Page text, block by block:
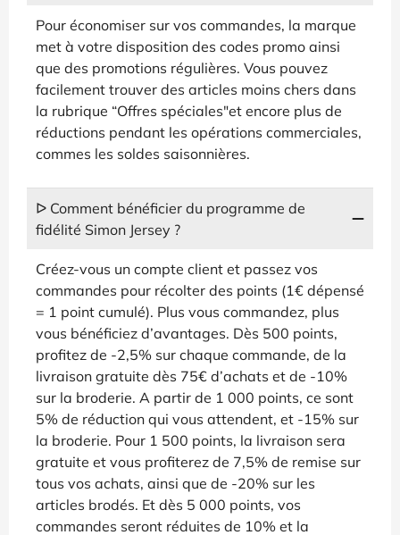
Pour économiser sur vos commandes, la marque
met à votre disposition des codes promo ainsi
que des promotions régulières. Vous pouvez
facilement trouver des articles moins chers dans
la rubrique “Offres spéciales"et encore plus de
réductions pendant les opérations commerciales,
commes les soldes saisonnières.
ᐅ Comment bénéficier du programme de
fidélité Simon Jersey ?
Créez-vous un compte client et passez vos
commandes pour récolter des points (1€ dépensé
= 1 point cumulé). Plus vous commandez, plus
vous bénéficiez d’avantages. Dès 500 points,
profitez de -2,5% sur chaque commande, de la
livraison gratuite dès 75€ d’achats et de -10%
sur la broderie. A partir de 1 000 points, ce sont
5% de réduction qui vous attendent, et -15% sur
la broderie. Pour 1 500 points, la livraison sera
gratuite et vous profiterez de 7,5% de remise sur
tous vos achats, ainsi que de -20% sur les
articles brodés. Et dès 5 000 points, vos
commandes seront réduites de 10% et la